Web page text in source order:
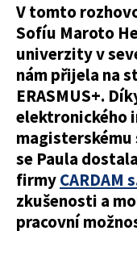
V tomto
Sofíu Maroto
univerzity v
nám přijela na
ERASMUS+.
elektronického
se Paula
firmyCARDAM
zkušenosti a
pracovní